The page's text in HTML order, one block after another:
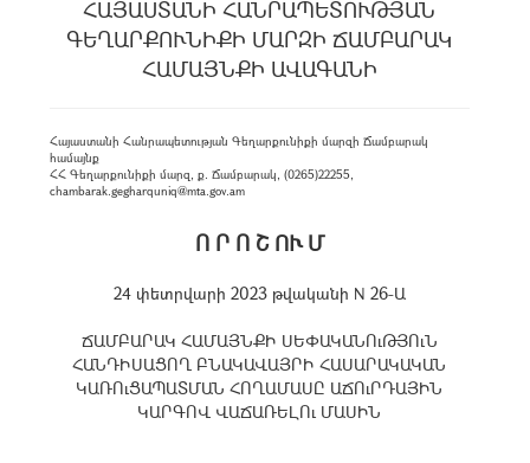
ՀԱՅԱՍՏԱՆԻ ՀԱՆՐԱՊԵՏՈՒԹՅԱՆ
ԳԵՂԱՐՔՈՒՆԻՔԻ ՄԱՐԶԻ ՃԱՄԲԱՐԱԿ
ՀԱՄԱՅՆՔԻ ԱՎԱԳԱՆԻ
Հայաստանի Հանրապետության Գեղարքունիքի մարզի Ճամբարակ
համայնք
ՀՀ Գեղարքունիքի մարզ, ք. Ճամբարակ, (0265)22255,
chambarak.gegharquniq@mta.gov.am
Ո Ր Ո Շ ՈՒ Մ
24 փետրվարի 2023 թվականի N 26-Ա
ՃԱՄԲԱՐԱԿ ՀԱՄԱՅՆՔԻ ՍԵՓԱԿԱՆՈւԹՅՈւՆ
ՀԱՆԴԻՍԱՑՈՂ ԲՆԱԿԱՎԱՅՐԻ ՀԱՍԱՐԱԿԱԿԱՆ
ԿԱՌՈւՑԱՊԱՏՄԱՆ ՀՈՂԱՄԱՍԸ ԱՃՈւՐԴԱՅԻՆ
ԿԱՐԳՈՎ ՎԱՃԱՌԵԼՈւ ՄԱՍԻՆ